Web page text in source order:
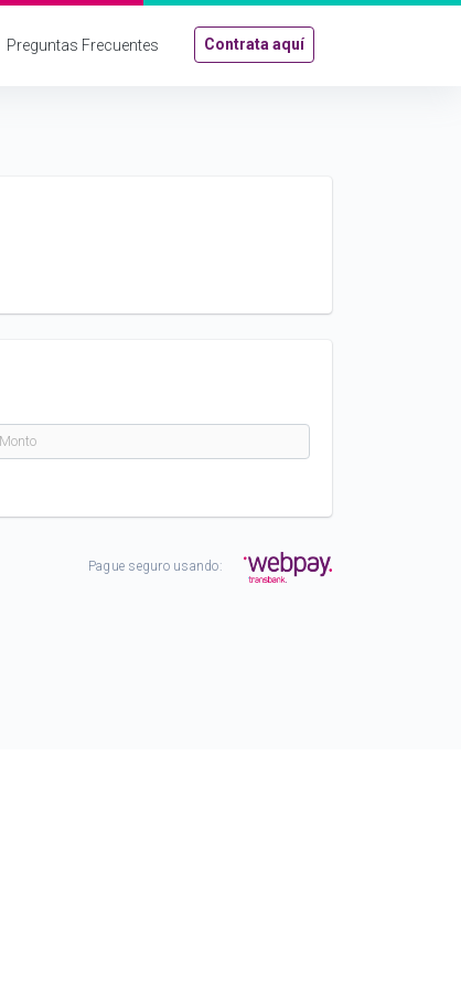
Preguntas Frecuentes Contrata aquí
Pague seguro usando: